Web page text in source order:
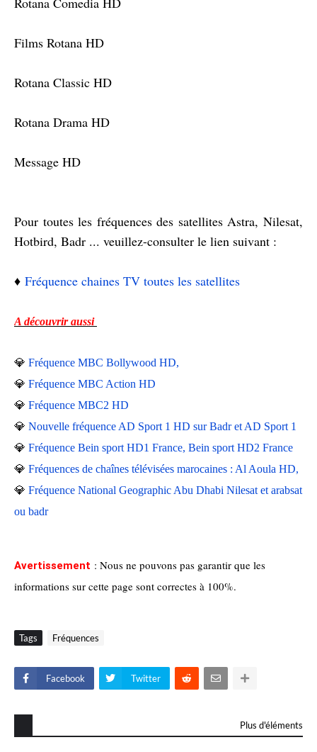
Films Rotana HD
Rotana Classic HD
Rotana Drama HD
Message HD
Pour toutes les fréquences des satellites Astra, Nilesat,
Hotbird, Badr ... veuillez-consulter le lien suivant :
♦️ Fréquence chaines TV toutes les satellites
A découvrir aussi
💎 Fréquence MBC Bollywood HD,
💎 Fréquence MBC Action HD
💎 Fréquence MBC2 HD
💎 Nouvelle fréquence AD Sport 1 HD sur Badr et AD Sport 1
💎 Fréquence Bein sport HD1 France, Bein sport HD2 France
💎 Fréquences de chaînes télévisées marocaines : Al Aoula HD,
💎 Fréquence National Geographic Abu Dhabi Nilesat et arabsat
ou badr
Avertissement : Nous ne pouvons pas garantir que les
informations sur cette page sont correctes à 100%.
Tags Fréquences
Facebook Twitter
Plus d'éléments